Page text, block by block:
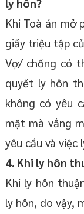
Khi Toà án mở
giấy triệu tập
Vợ/ chồng có
quyết ly hôn
không có yêu
mặt mà vắng
yêu cầu và việc
4. Khi ly hôn
Khi ly hôn
ly hôn, do vậy,